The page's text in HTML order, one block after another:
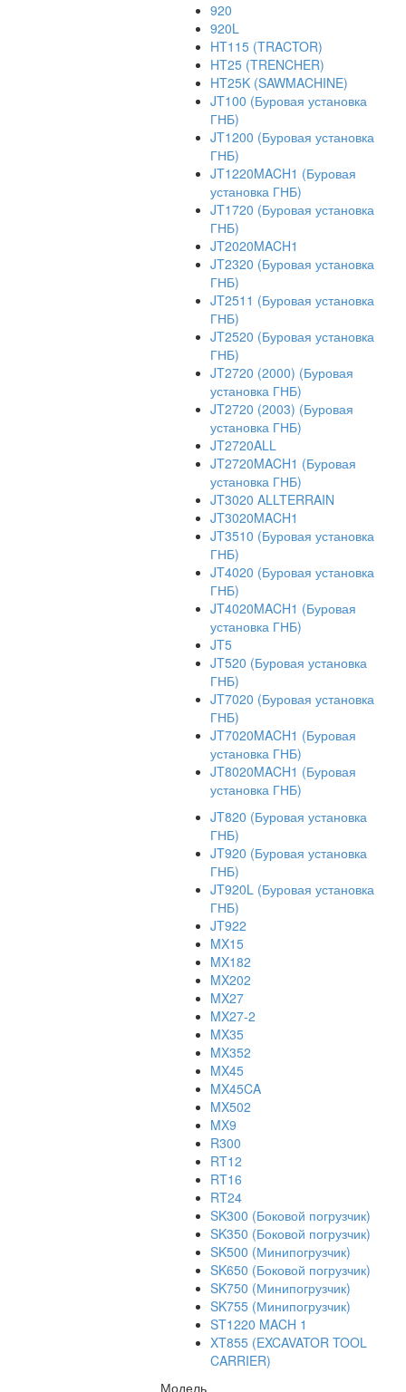
920
920L
HT115 (TRACTOR)
HT25 (TRENCHER)
HT25K (SAWMACHINE)
JT100 (Буровая установка
ГНБ)
JT1200 (Буровая установка
ГНБ)
JT1220MACH1 (Буровая
установка ГНБ)
JT1720 (Буровая установка
ГНБ)
JT2020MACH1
JT2320 (Буровая установка
ГНБ)
JT2511 (Буровая установка
ГНБ)
JT2520 (Буровая установка
ГНБ)
JT2720 (2000) (Буровая
установка ГНБ)
JT2720 (2003) (Буровая
установка ГНБ)
JT2720ALL
JT2720MACH1 (Буровая
установка ГНБ)
JT3020 ALLTERRAIN
JT3020MACH1
JT3510 (Буровая установка
ГНБ)
JT4020 (Буровая установка
ГНБ)
JT4020MACH1 (Буровая
установка ГНБ)
JT5
JT520 (Буровая установка
ГНБ)
JT7020 (Буровая установка
ГНБ)
JT7020MACH1 (Буровая
установка ГНБ)
JT8020MACH1 (Буровая
установка ГНБ)
JT820 (Буровая установка
ГНБ)
JT920 (Буровая установка
ГНБ)
JT920L (Буровая установка
ГНБ)
JT922
MX15
MX182
MX202
MX27
MX27-2
MX35
MX352
MX45
MX45CA
MX502
MX9
R300
RT12
RT16
RT24
SK300 (Боковой погрузчик)
SK350 (Боковой погрузчик)
SK500 (Минипогрузчик)
SK650 (Боковой погрузчик)
SK750 (Минипогрузчик)
SK755 (Минипогрузчик)
ST1220 MACH 1
XT855 (EXCAVATOR TOOL
CARRIER)
Модель